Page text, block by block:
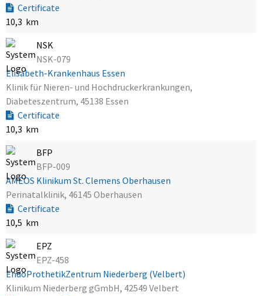
Certificate
10,3 km
NSK
NSK-079
Elisabeth-Krankenhaus Essen
Klinik für Nieren- und Hochdruckerkrankungen,
Diabeteszentrum, 45138 Essen
Certificate
10,3 km
BFP
BFP-009
AMEOS Klinikum St. Clemens Oberhausen
Perinatalklinik, 46145 Oberhausen
Certificate
10,5 km
EPZ
EPZ-458
EndoProthetikZentrum Niederberg (Velbert)
Klinikum Niederberg gGmbH, 42549 Velbert